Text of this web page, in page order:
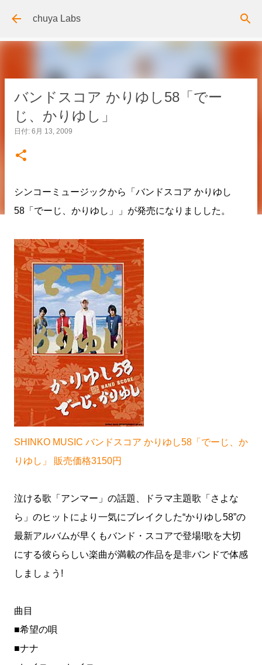
スキップしてメイン コンテンツに移動
chuya Labs
バンドスコア かりゆし58「でー
じ、かりゆし」
日付: 6月 13, 2009
シンコーミュージックから「バンドスコア かりゆし
58「でーじ、かりゆし」」が発売になりましした。
SHINKO MUSIC バンドスコア かりゆし58「でーじ、か
りゆし」 販売価格3150円
泣ける歌「アンマー」の話題、ドラマ主題歌「さよな
ら」のヒットにより一気にブレイクした“かりゆし58”の
最新アルバムが早くもバンド・スコアで登場!歌を大切
にする彼ららしい楽曲が満載の作品を是非バンドで体感
しましょう!
曲目
■希望の唄
■ナナ